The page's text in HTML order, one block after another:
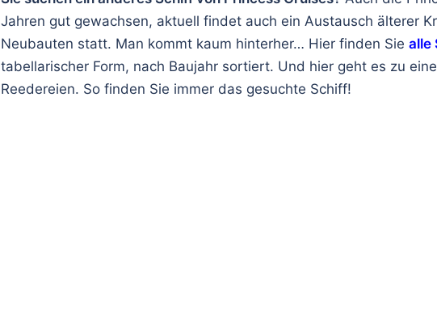
Jahren gut gewachsen, aktuell findet auch ein Austausch älterer
Neubauten statt. Man kommt kaum hinterher… Hier finden Sie alle
tabellarischer Form, nach Baujahr sortiert. Und hier geht es zu
Reedereien. So finden Sie immer das gesuchte Schiff!